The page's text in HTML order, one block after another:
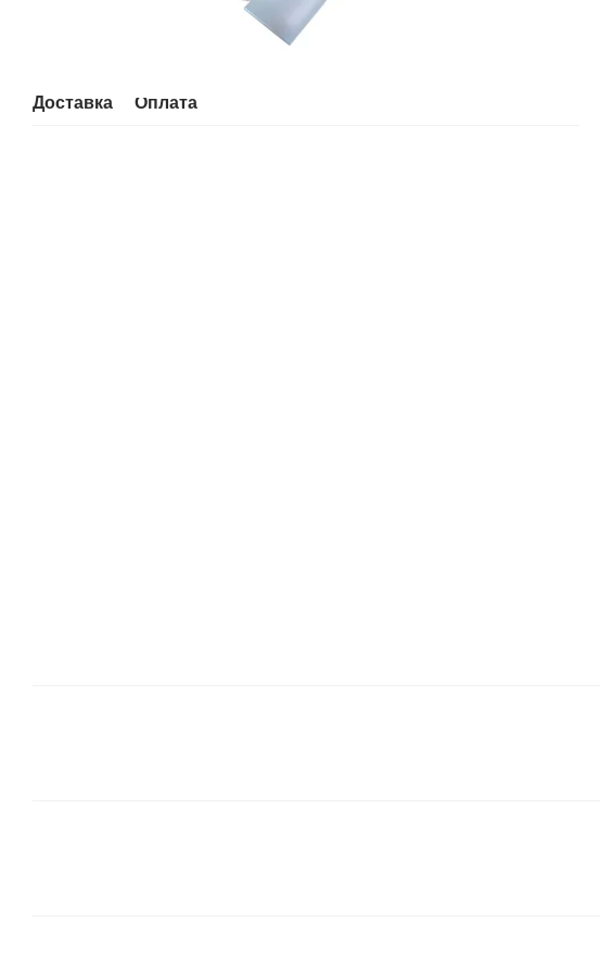
Доставка Оплата